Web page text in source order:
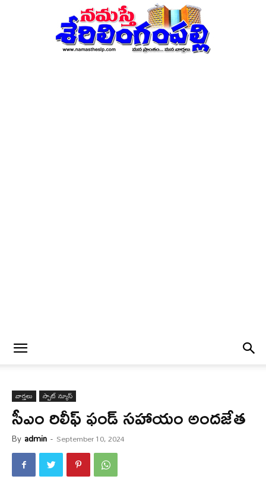
వార్త‌లు స్పాట్ న్యూస్
సీఎం రిలీఫ్ ఫండ్ సహాయం అంద‌జేత
By admin - September 10, 2024